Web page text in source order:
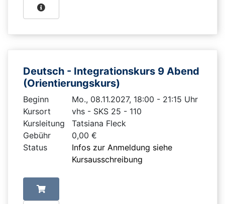
Deutsch - Integrationskurs 9 Abend
(Orientierungskurs)
Beginn
Mo., 08.11.2027, 18:00 - 21:15 Uhr
Kursort
vhs - SKS 25 - 110
Kursleitung
Tatsiana Fleck
Gebühr
0,00 €
Status
Infos zur Anmeldung siehe
Kursausschreibung